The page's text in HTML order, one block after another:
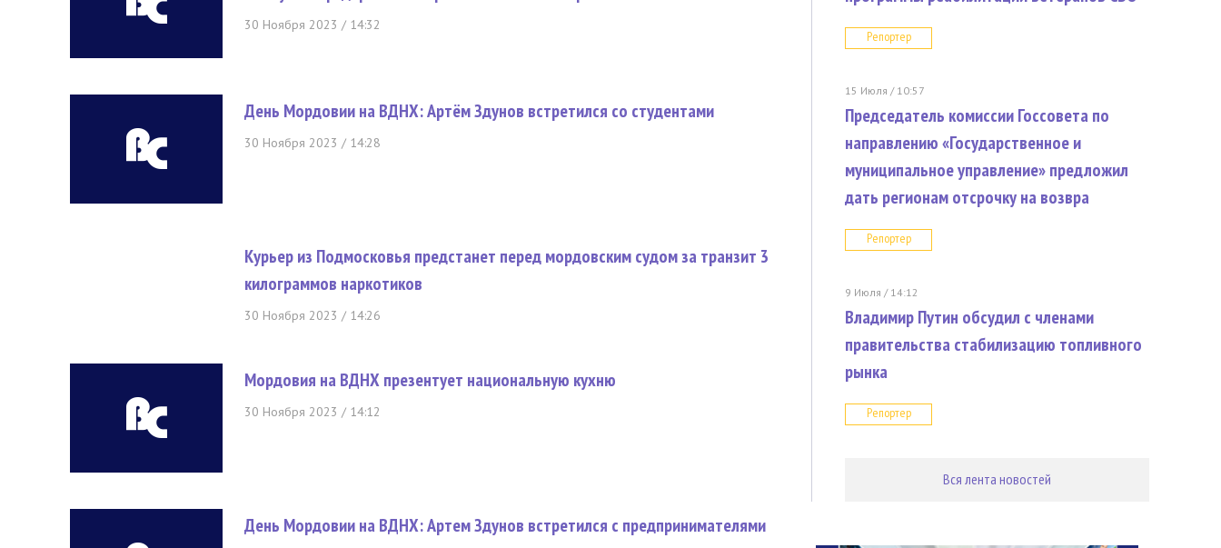
30 Ноября 2023 / 14:32
День Мордовии на ВДНХ: Артём Здунов встретился со студентами
30 Ноября 2023 / 14:28
Курьер из Подмосковья предстанет перед мордовским судом за транзит 3
килограммов наркотиков
30 Ноября 2023 / 14:26
Мордовия на ВДНХ презентует национальную кухню
30 Ноября 2023 / 14:12
День Мордовии на ВДНХ: Артем Здунов встретился с предпринимателями
Репортер
15 Июля / 10:57
Председатель комиссии Госсовета по
направлению «Государственное и
муниципальное управление» предложил
дать регионам отсрочку на возвра
Репортер
9 Июля / 14:12
Владимир Путин обсудил с членами
правительства стабилизацию топливного
рынка
Репортер
Вся лента новостей